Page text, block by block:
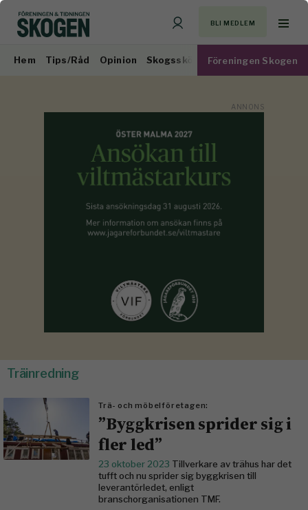
BLI MEDLEM
Hem Tips/Råd Opinion Skogsskötsel Virkesmarknad
Föreningen Skogen
Träinredning
Trä- och möbelföretagen:
”Byggkrisen sprider sig i
fler led”
23 oktober 2023 Tillverkare av trähus har det
tufft och nu sprider sig byggkrisen till
leverantörledet, enligt
branschorganisationen TMF.